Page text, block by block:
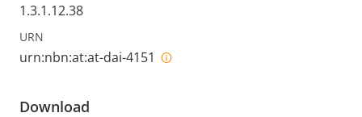
1.3.1.12.38
URN
urn:nbn:at:at-dai-4151
Download